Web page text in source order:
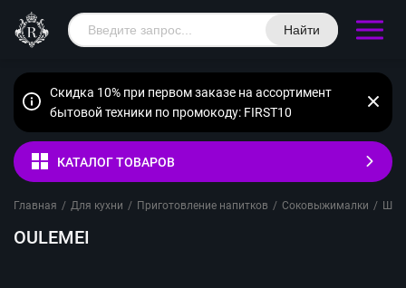
Найти
Скидка 10% при первом заказе на ассортимент
бытовой техники по промокоду: FIRST10
КАТАЛОГ ТОВАРОВ
Главная / Для кухни / Приготовление напитков / Соковыжималки /
OULEMEI